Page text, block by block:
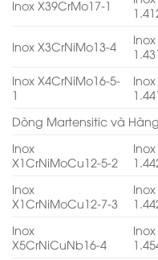
Inox X39CrMo17-1
Inox X3CrNiMo13-4
Inox
Inox X4CrNiMo16-5-
1
Inox
Dòng Martensitic và
Inox
X1CrNiMoCu12-5-2
Inox
Inox
X1CrNiMoCu12-7-3
Inox
Inox
X5CrNiCuNb16-4
Inox